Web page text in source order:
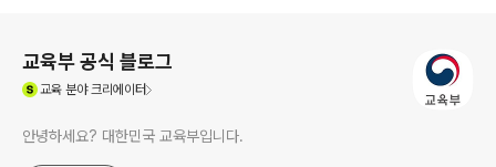
교육부 공식 블로그
교육분야 크리에이터
안녕하세요? 대한민국 교육부입니다.